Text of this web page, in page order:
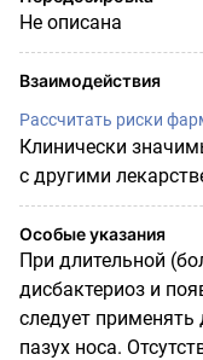
Не описана
Взаимодействия
Рассчитать риски
Клинически
с другими
Особые указания
При длительной
дисбактериоз и
следует
пазух носа.